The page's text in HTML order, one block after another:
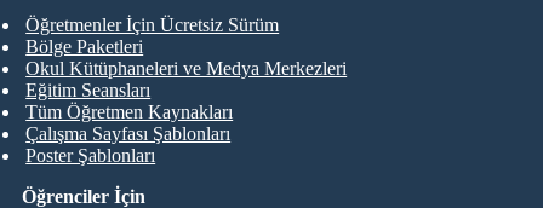
Öğrenciler İçin
Öğretmenler İçin Ücretsiz Sürüm
Bölge Paketleri
Okul Kütüphaneleri ve Medya Merkezleri
Eğitim Seansları
Tüm Öğretmen Kaynakları
Çalışma Sayfası Şablonları
Poster Şablonları